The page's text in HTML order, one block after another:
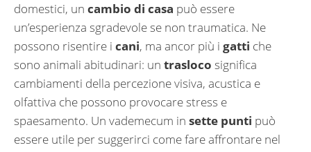
domestici, un cambio di casa può essere
un’esperienza sgradevole se non traumatica. Ne
possono risentire i cani, ma ancor più i gatti che
sono animali abitudinari: un trasloco significa
cambiamenti della percezione visiva, acustica e
olfattiva che possono provocare stress e
spaesamento. Un vademecum in sette punti può
essere utile per suggerirci come fare affrontare nel